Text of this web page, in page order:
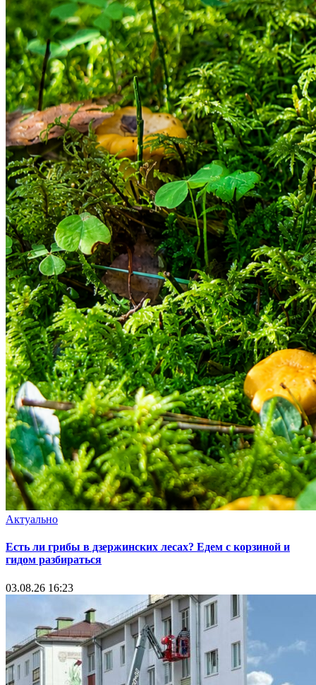
Актуально
Есть ли грибы в дзержинских лесах? Едем с корзиной и
гидом разбираться
03.08.26 16:23